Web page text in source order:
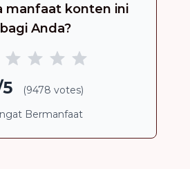
manfaat konten ini
bagi Anda?
(9478 votes)
Bermanfaat